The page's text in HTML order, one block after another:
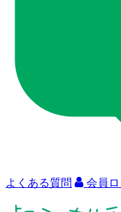
よくある質問 会員